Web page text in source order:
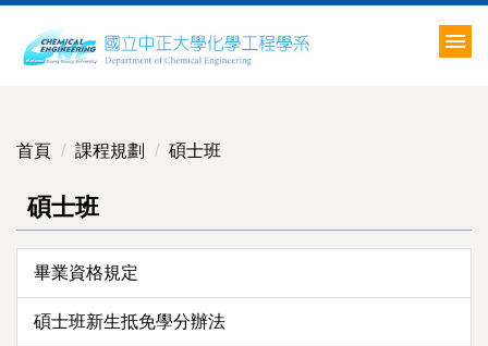
到
主
容
首頁 課程規劃 碩士班
碩士班
畢業資格規定
碩士班新生抵免學分辦法